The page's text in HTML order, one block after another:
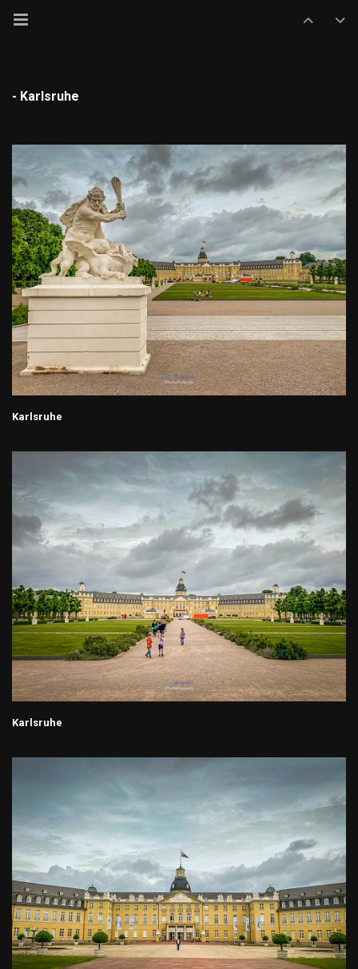
- Karlsruhe
Karlsruhe
Karlsruhe